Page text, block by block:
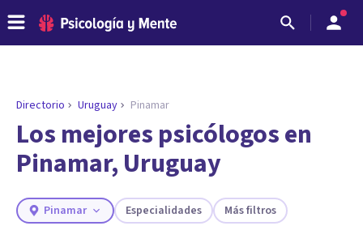
ENCONTRAR MI TERAPEUTA
¿Necesitas ayuda para encontrar el
psicólogo adecuado?
Responde a unas breves preguntas y te ofreceremos
necesidades.
Directorio Uruguay Pinamar
Los mejores psicólogos en
Pinamar, Uruguay
Pinamar Especialidades Más filtros